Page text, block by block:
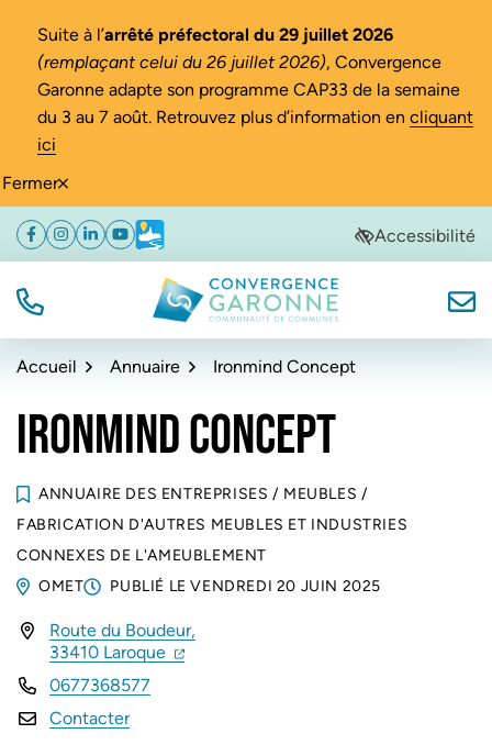
Fermer
Suite à l’arrêté préfectoral du 29 juillet 2026
(remplaçant celui du 26 juillet 2026), Convergence
Garonne adapte son programme CAP33 de la semaine
du 3 au 7 août. Retrouvez plus d’information en cliquant
ici
Aller
navigation
Aller
au
Aller
au
de
Facebook
(ouverture dans un nouvel onglet)
Instagram
(ouverture dans un nouvel onglet)
Linkedin
(ouverture dans un nouvel onglet)
YouTube
(ouverture dans un nouvel onglet)
Météo
(ouverture dans un nouvel onglet)Accessibilité
TÉL. Convergence Garonne
Accueil Annuaire Ironmind Concept
IRONMIND CONCEPT
ANNUAIRE DES ENTREPRISES / MEUBLES /
FABRICATION D'AUTRES MEUBLES ET INDUSTRIES
CONNEXES DE L'AMEUBLEMENT
OMET
PUBLIÉ LEVENDREDI 20 JUIN 2025
INFOS UTILES
Route du Boudeur,
33410 Laroque (ouverture dans un nouvel onglet)
(ouverture dans un nouvel onglet)
0677368577
Contacter